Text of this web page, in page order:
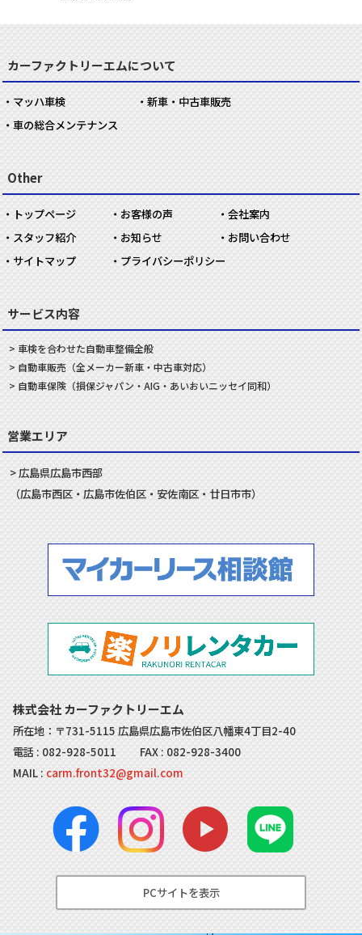
カーファクトリーエムについて
マッハ車検
新車・中古車販売
車の総合メンテナンス
Other
トップページ お客様の声
会社案内
スタッフ紹介
お知らせ
お問い合わせ
サイトマップ
プライバシーポリシー
サービス内容
車検を合わせた自動車整備全般
自動車販売 （全メーカー新車・中古車対応）
自動車保険（損保ジャパン・AIG・あいおいニッセイ同和）
営業エリア
広島県広島市西部
（広島市西区・ 広島市佐伯区・ 安佐南区・ 廿日市市）
株式会社 カーファクトリーエム
所在地：〒731-5115 広島県広島市佐伯区八幡東4丁目2-40
電話 : 082-928-5011 FAX : 082-928-3400
MAIL : carm.front32@gmail.com
PCサイトを表示